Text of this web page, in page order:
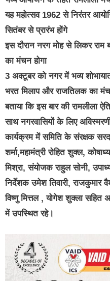
यह महोत्सव 1962 से निरंतर
सितंबर से प्रारंभ होंगे
इस दौरान नरग मोह से लिकर
का मंचन होगा
3 अक्टूबर को नगर में भव्य
भरत मिलाप और राजतिलक का
बताया कि इस बार की रामलीला
साथ नगरवासियों के लिए
कार्यक्रम में समिति के संरक्षक
शर्मा,महामंत्री रोहित शुक्ल,
मिश्रा, संयोजक राहुल सोनी,
निर्देशक उमेश तिवारी, राजकुमार
विष्णु मित्तल , योगेश शुक्ला सहित
में उपस्थित रहे।